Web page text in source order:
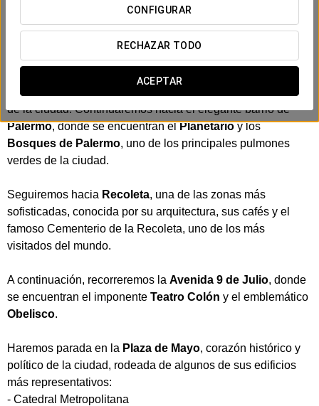
CONFIGURAR
RECHAZAR TODO
ACEPTAR
Descubre la belleza y la magia de Buenos Aires en un
completo paseo panorámico por sus barrios más
Partiendo desde el hotel, realizaremos una primera parada
en la
, una de las esculturas más icónicas
de la ciudad. Continuaremos hacia el elegante barrio de
Palermo, donde se encuentran elPlanetarioy los
Bosques de Palermo, uno de los principales pulmones
verdes de la ciudad.
Seguiremos hacia Recoleta, una de las zonas más
sofisticadas, conocida por su arquitectura, sus cafés y el
famoso Cementerio de la Recoleta, uno de los más
visitados del mundo.
A continuación, recorreremos la Avenida 9 de Julio, donde
se encuentran el imponente Teatro Colón y el emblemático
Obelisco.
Haremos parada en la Plaza de Mayo, corazón histórico y
político de la ciudad, rodeada de algunos de sus edificios
más representativos:
- Catedral Metropolitana